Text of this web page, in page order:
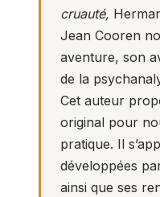
cruauté,
Jean Cooren
aventure, son
de la
Cet auteur
original pour
pratique. Il
développées
ainsi que ses